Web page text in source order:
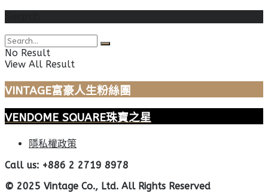
No Result
View All Result
VINTAGE富豪人生粉絲團
VENDOME SQUARE珠寶之星
隱私權政策
Call us: +886 2 2719 8978
© 2025 Vintage Co., Ltd. All Rights Reserved